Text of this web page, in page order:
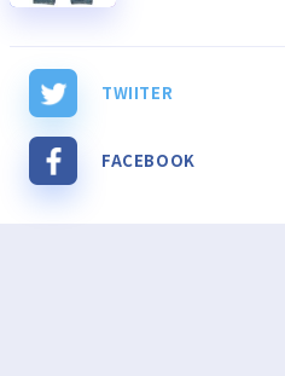
TWIITER
FACEBOOK